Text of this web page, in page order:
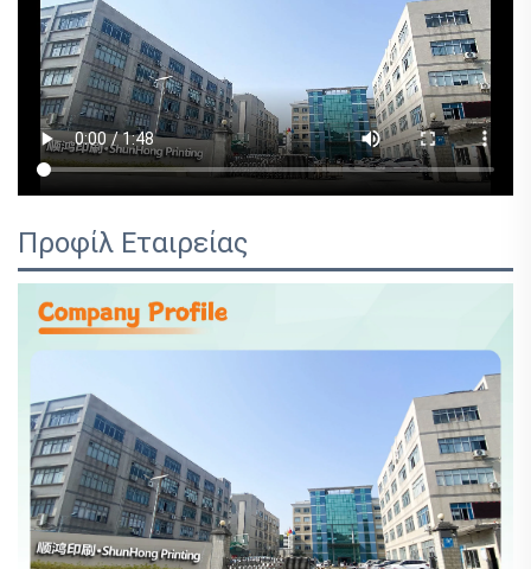
Προφίλ Εταιρείας